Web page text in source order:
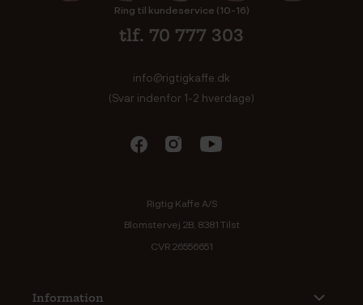
Ring til kundeservice (10-16)
tlf. 70 777 303
info@rigtigkaffe.dk
(Svar indenfor 1-2 hverdage)
Rigtig Kaffe A/S
Blomstervej 2B, 8381 Tilst
CVR 26556651
Information